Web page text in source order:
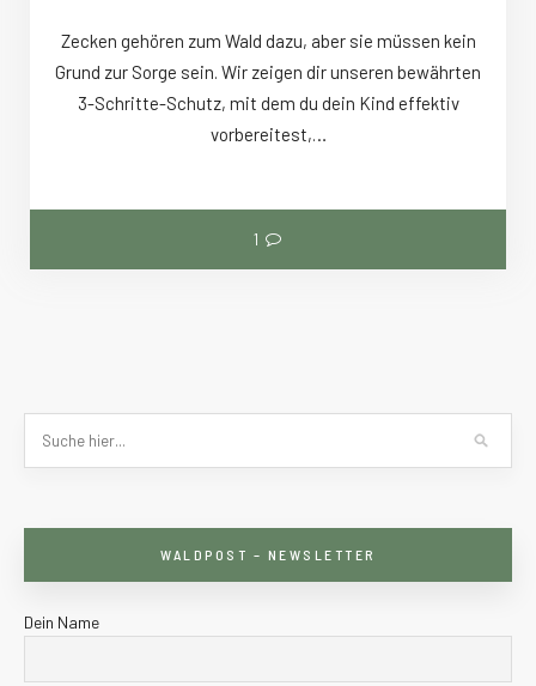
Zecken gehören zum Wald dazu, aber sie müssen kein
Grund zur Sorge sein. Wir zeigen dir unseren bewährten
3-Schritte-Schutz, mit dem du dein Kind effektiv
vorbereitest,…
1
WALDPOST – NEWSLETTER
Dein Name